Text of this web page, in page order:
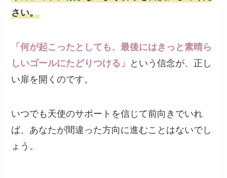
さい。
「何が起こったとしても、最後にはきっと素晴ら
しいゴールにたどりつける」
という信念が、正し
い扉を開くのです。
いつでも天使のサポートを信じて前向きでいれ
ば、あなたが間違った方向に進むことはないでし
ょう。